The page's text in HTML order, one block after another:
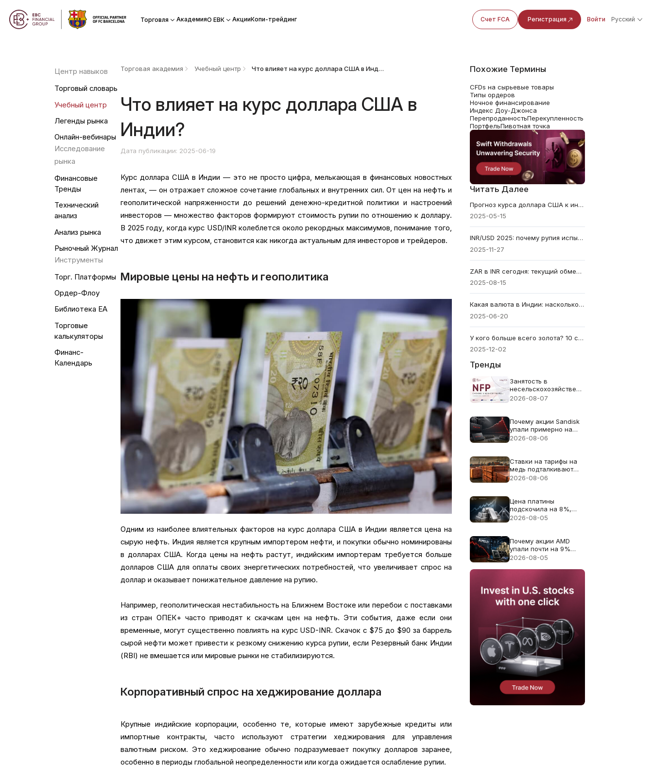
Торговля АкадемияО ЕВК АкцииКопи-трейдинг Счет FCA Регистрация Войти Русский
Центр навыков
Торговый словарь
Учебный центр
Легенды рынка
Онлайн-вебинары
Исследование
рынка
Финансовые
Тренды
Технический
анализ
Анализ рынка
Рыночный Журнал
Инструменты
Торг. Платформы
Ордер-Флоу
Библиотека EA
Торговые
калькуляторы
Финанс-
Календарь
Торговая академия Учебный центр Что влияет на курс доллара США в Индии?
Что влияет на курс доллара США в
Индии?
Дата публикации: 2025-06-19
Курс доллара США в Индии — это не просто цифра, мелькающая в финансовых новостных
лентах, — он отражает сложное сочетание глобальных и внутренних сил. От цен на нефть и
геополитической напряженности до решений денежно-кредитной политики и настроений
инвесторов — множество факторов формируют стоимость рупии по отношению к доллару.
В 2025 году, когда курс USD/INR колеблется около рекордных максимумов, понимание того,
что движет этим курсом, становится как никогда актуальным для инвесторов и трейдеров.
Мировые цены на нефть и геополитика
Одним из наиболее влиятельных факторов на курс доллара США в Индии является цена на
сырую нефть. Индия является крупным импортером нефти, и покупки обычно номинированы
в долларах США. Когда цены на нефть растут, индийским импортерам требуется больше
долларов США для оплаты своих энергетических потребностей, что увеличивает спрос на
доллар и оказывает понижательное давление на рупию.
Например, геополитическая нестабильность на Ближнем Востоке или перебои с поставками
из стран ОПЕК+ часто приводят к скачкам цен на нефть. Эти события, даже если они
временные, могут существенно повлиять на курс USD-INR. Скачок с $75 до $90 за баррель
сырой нефти может привести к резкому снижению курса рупии, если Резервный банк Индии
(RBI) не вмешается или мировые рынки не стабилизируются.
Корпоративный спрос на хеджирование доллара
Крупные индийские корпорации, особенно те, которые имеют зарубежные кредиты или
импортные контракты, часто используют стратегии хеджирования для управления
валютным риском. Это хеджирование обычно подразумевает покупку долларов заранее,
особенно в периоды глобальной неопределенности или когда ожидается ослабление рупии.
Похожие Термины
CFDs на сырьевые товары
Типы ордеров
Ночное финансирование
Индекс Доу-Джонса
ПерепроданностьПерекупленность
ПортфельПивотная точка
Читать Далее
Прогноз курса доллара США к индийской рупии в 2025 году: экспертный прогноз и анализ
2025-05-15
INR/USD 2025: почему рупия испытывает трудности
2025-11-27
ZAR в INR сегодня: текущий обменный курс, тенденции и прогноз
2025-08-15
Какая валюта в Индии: насколько она сильна сегодня?
2025-06-20
У кого больше всего золота? 10 стран с наибольшими золотыми запасами
2025-12-02
Тренды
Занятость в
несельскохозяйственном
секторе (NFP) за июль
57 тыс. Прогноз: 83
тыс.
2026-08-07
Почему акции Sandisk
упали примерно на
13% несмотря на
2026-08-06
Ставки на тарифы на
медь подталкивают
цену меди к рекорду
2026-08-06
Цена платины
подскочила на 8%,
поскольку дефицит
внимания
2026-08-05
Почему акции AMD
упали почти на 9%
несмотря на
2026-08-05